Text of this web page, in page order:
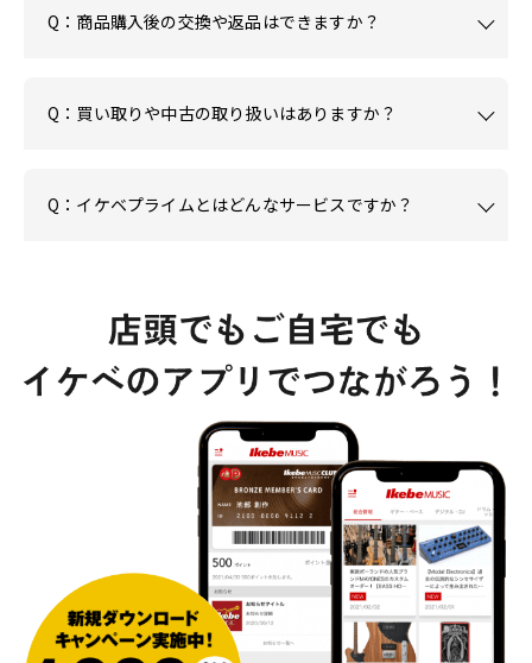
Q：商品購入後の交換や返品はできますか？
Q：買い取りや中古の取り扱いはありますか？
Q：イケベプライムとはどんなサービスですか？